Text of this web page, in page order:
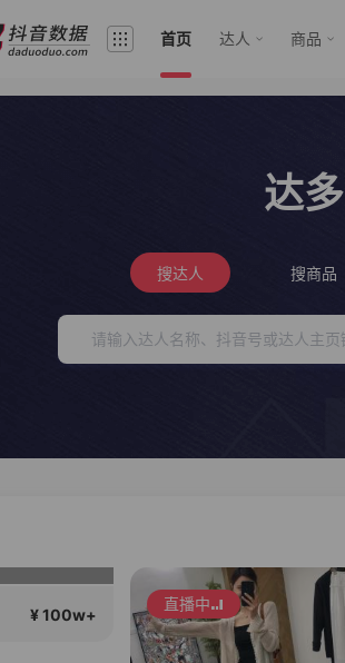
首页 达人 商品
达
搜达人 搜商品
¥ 100w+
直播中